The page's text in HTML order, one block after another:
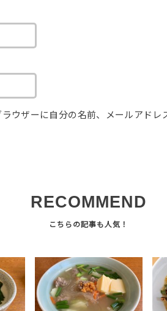
ウザーに自分の名前、メールアドレ
RECOMMEND